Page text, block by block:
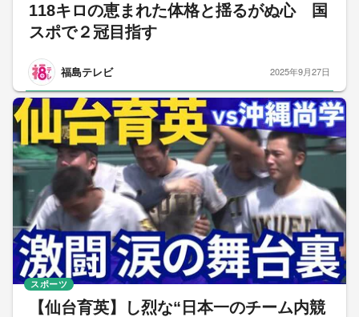
118キロの恵まれた体格と揺るがぬ心 国
スポで２冠目指す
福島テレビ 2025年9月27日
【仙台育英】し烈な“日本一のチーム内競
スポーツ